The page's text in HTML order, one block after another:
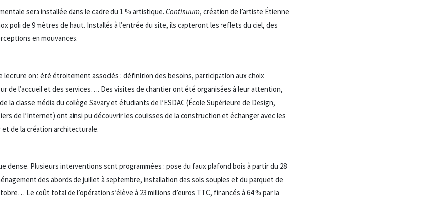
sera installée dans le cadre du 1 % artistique. Continuum, création de l’artiste Étienne
poli de 9 mètres de haut. Installés à l’entrée du site, ils capteront les reflets du ciel, des
en mouvances.
lecture ont été étroitement associés : définition des besoins, participation aux choix
de l’accueil et des services…. Des visites de chantier ont été organisées à leur attention,
la classe média du collège Savary et étudiants de l’ESDAC (École Supérieure de Design,
de l’Internet) ont ainsi pu découvrir les coulisses de la construction et échanger avec les
de la création architecturale.
dense. Plusieurs interventions sont programmées : pose du faux plafond bois à partir du 28
des abords de juillet à septembre, installation des sols souples et du parquet de
Le coût total de l’opération s’élève à 23 millions d’euros TTC, financés à 64 % par la